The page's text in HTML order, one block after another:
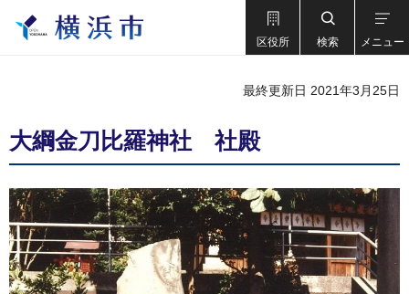
区役所 検索 メニュー
最終更新日 2021年3月25日
大綱金刀比羅神社 社殿